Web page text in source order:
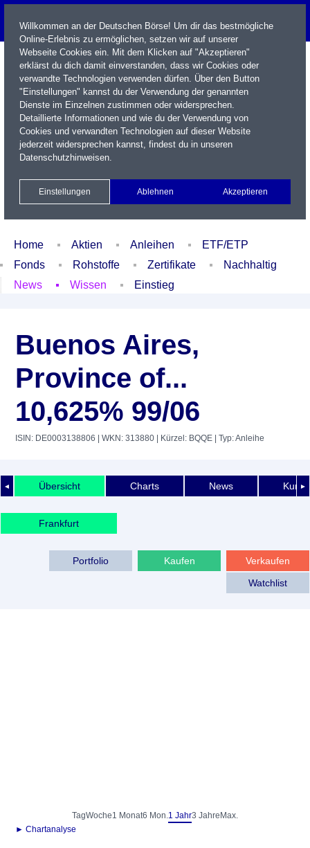
Name / WKN / ISIN / Kürzel
Xetra Realtime
Watchlist Portfolio Login
Home Aktien Anleihen
ETF/ETP
Fonds
Rohstoffe Zertifikate
Nachhaltig
News
Wissen Einstieg
Buenos Aires,
Province of...
10,625% 99/06
ISIN: DE0003138806 | WKN: 313880 | Kürzel: BQQE | Typ: Anleihe
◄ ►
Übersicht Charts News
Frankfurt
Verkaufen
Kaufen
Portfolio
Watchlist
TagWoche1 Monat6 Mon.1 Jahr3 Jahre Max.
► Chartanalyse
Willkommen an der Deutschen Börse! Um dir das bestmögliche
Online-Erlebnis zu ermöglichen, setzen wir auf unserer
Webseite Cookies ein. Mit dem Klicken auf "Akzeptieren"
erklärst du dich damit einverstanden, dass wir Cookies oder
verwandte Technologien verwenden dürfen. Über den Button
"Einstellungen" kannst du der Verwendung der genannten
Dienste im Einzelnen zustimmen oder widersprechen.
Detaillierte Informationen und wie du der Verwendung von
Cookies und verwandten Technologien auf dieser Website
jederzeit widersprechen kannst, findest du in unseren
Datenschutzhinweisen.
Einstellungen Ablehnen Akzeptieren